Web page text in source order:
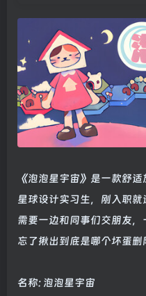
《泡泡星宇宙》是一款舒
星球设计实习生，刚入职
需要一边和同事们交朋友
忘了揪出到底是哪个坏蛋删
名称: 泡泡星宇宙